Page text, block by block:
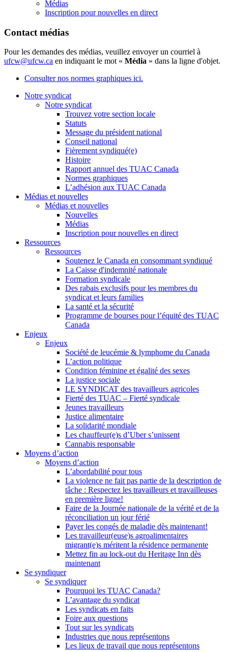
Médias
Inscription pour nouvelles en direct
Contact médias
Pour les demandes des médias, veuillez envoyer un courriel à
ufcw@ufcw.ca en indiquant le mot « Média » dans la ligne d'objet.
Consulter nos normes graphiques ici.
Notre syndicat
Notre syndicat
Trouvez votre section locale
Statuts
Message du président national
Conseil national
Fièrement syndiqué(e)
Histoire
Rapport annuel des TUAC Canada
Normes graphiques
L’adhésion aux TUAC Canada
Médias et nouvelles
Médias et nouvelles
Nouvelles
Médias
Inscription pour nouvelles en direct
Ressources
Ressources
Soutenez le Canada en consommant syndiqué
La Caisse d'indemnité nationale
Formation syndicale
Des rabais exclusifs pour les membres du
syndicat et leurs families
La santé et la sécurité
Programme de bourses pour l’équité des TUAC
Canada
Enjeux
Enjeux
Société de leucémie & lymphome du Canada
L’action politique
Condition féminine et égalité des sexes
La justice sociale
LE SYNDICAT des travailleurs agricoles
Fierté des TUAC – Fierté syndicale
Jeunes travailleurs
Justice alimentaire
La solidarité mondiale
Les chauffeur(e)s d’Uber s’unissent
Cannabis responsable
Moyens d’action
Moyens d’action
L’abordabilité pour tous
La violence ne fait pas partie de la description de
tâche : Respectez les travailleurs et travailleuses
en première ligne!
Faire de la Journée nationale de la vérité et de la
réconciliation un jour férié
Payer les congés de maladie dès maintenant!
Les travailleur(euse)s agroalimentaires
migrant(e)s méritent la résidence permanente
Mettez fin au lock-out du Heritage Inn dès
maintenant
Se syndiquer
Se syndiquer
Pourquoi les TUAC Canada?
L’avantage du syndicat
Les syndicats en faits
Foire aux questions
Tout sur les syndicats
Industries que nous représentons
Les lieux de travail que nous représentons